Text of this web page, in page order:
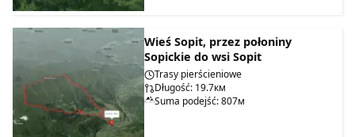
Wieś Sopit, przez połoniny
Sopickie do wsi Sopit
Trasy pierścieniowe
Długość: 19.7км
Suma podejść: 807м